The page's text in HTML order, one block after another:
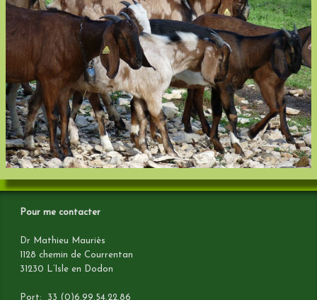
CONSULTATIONS
EN VENTE
Pour me contacter
Dr Mathieu Mauriès
1128 chemin de Courrentan
31230 L’Isle en Dodon
Port: 33 (0)6.99.54.22.86